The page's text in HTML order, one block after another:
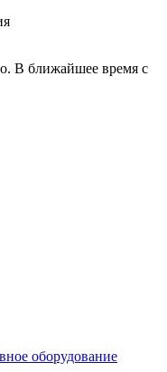
В ближайшее время с
оборудование